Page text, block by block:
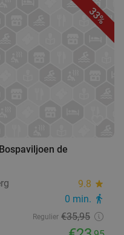
33%
de
9.8 star
0 min. directions_walk
Regulier €35,95